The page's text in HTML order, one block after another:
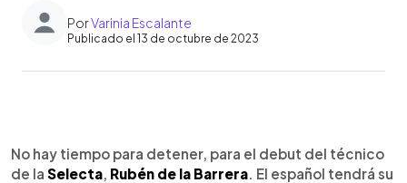
PorVarinia Escalante
Publicado el 13 de octubre de 2023
► Escuchar artículo
No hay tiempo para detener, para el debut del técnico
de la Selecta, Rubén de la Barrera. El español tendrá su